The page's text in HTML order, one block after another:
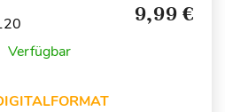
9,99 €
Verfügbar